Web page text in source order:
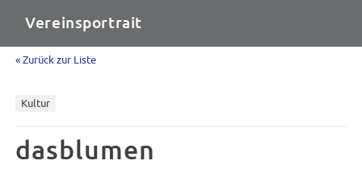
Vereinsportrait
« Zurück zur Liste
Kultur
dasblumen